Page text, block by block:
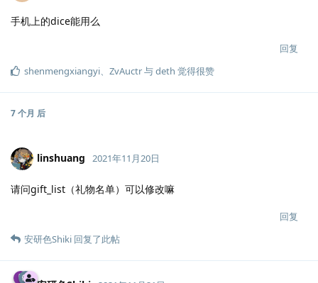
手机上的dice能用么
回复
shenmengxiangyi、 ZvAuctr与deth 觉得很赞
7 个月 后
linshuang 2021年11月20日
请问gift_list（礼物名单）可以修改嘛
回复
安研色Shiki 回复了此帖